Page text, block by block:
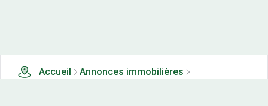
Accueil
Annonces immobilières